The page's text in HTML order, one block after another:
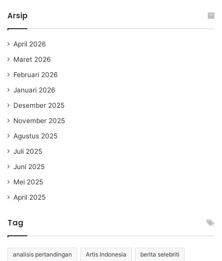
Arsip
April 2026
Maret 2026
Februari 2026
Januari 2026
Desember 2025
November 2025
Agustus 2025
Juli 2025
Juni 2025
Mei 2025
April 2025
Tag
analisis pertandingan Artis Indonesia berita selebriti